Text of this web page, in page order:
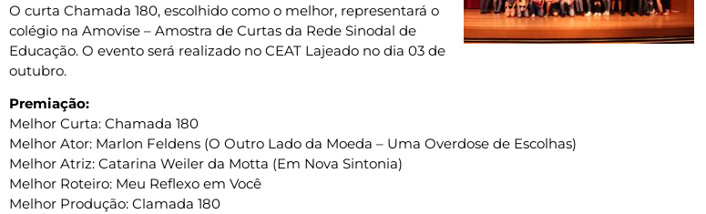
O curta Chamada 180, escolhido como o melhor, representará o
colégio na Amovise – Amostra de Curtas da Rede Sinodal de
Educação. O evento será realizado no CEAT Lajeado no dia 03 de
outubro.
Premiação:
Melhor Curta: Chamada 180
Melhor Ator: Marlon Feldens (O Outro Lado da Moeda – Uma Overdose de Escolhas)
Melhor Atriz: Catarina Weiler da Motta (Em Nova Sintonia)
Melhor Roteiro: Meu Reflexo em Você
Melhor Produção: Clamada 180